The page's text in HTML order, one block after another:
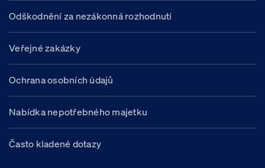
Odškodnění za nezákonná rozhodnutí
Veřejné zakázky
Ochrana osobních údajů
Nabídka nepotřebného majetku
Často kladené dotazy